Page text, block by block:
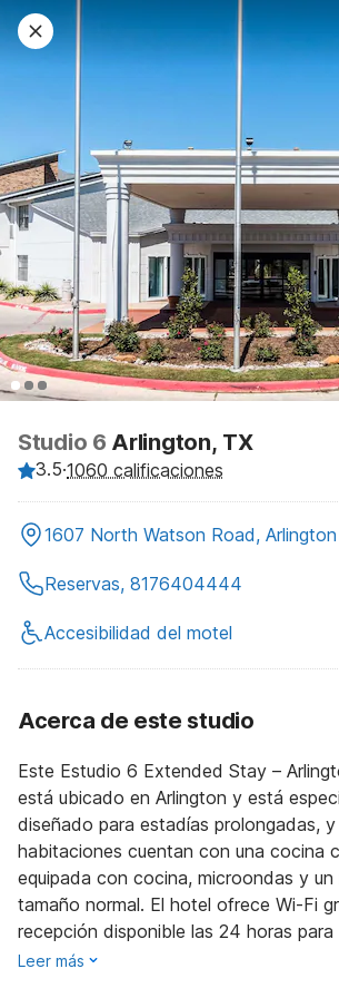
Studio 6 Arlington, TX
3.5·1060 calificaciones
1607 North Watson Road, Arlington
Reservas, 8176404444
Accesibilidad del motel
Acerca de este studio
Este Estudio 6 Extended Stay –
está ubicado en Arlington y está
diseñado para estadías prolongadas,
habitaciones cuentan con una cocina
equipada con cocina, microondas y
tamaño normal. El hotel ofrece Wi-Fi
recepción disponible las 24 horas para
Leer más